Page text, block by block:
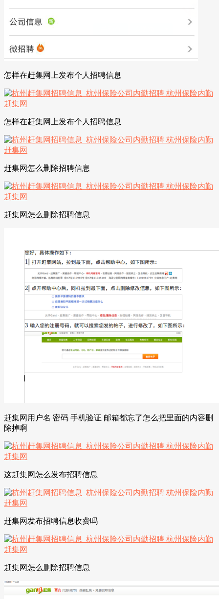
怎样在赶集网上发布个人招聘信息
怎样在赶集网上发布个人招聘信息
赶集网怎么删除招聘信息
赶集网怎么删除招聘信息
赶集网用户名 密码 手机验证 邮箱都忘了怎么把里面的内容删
除掉啊
这赶集网怎么发布招聘信息
赶集网发布招聘信息收费吗
赶集网怎么删除招聘信息